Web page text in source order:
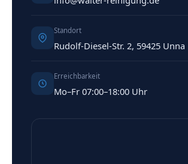
Standort
Rudolf-Diesel-Str. 2, 59425 Unna
Erreichbarkeit
Mo–Fr 07:00–18:00 Uhr